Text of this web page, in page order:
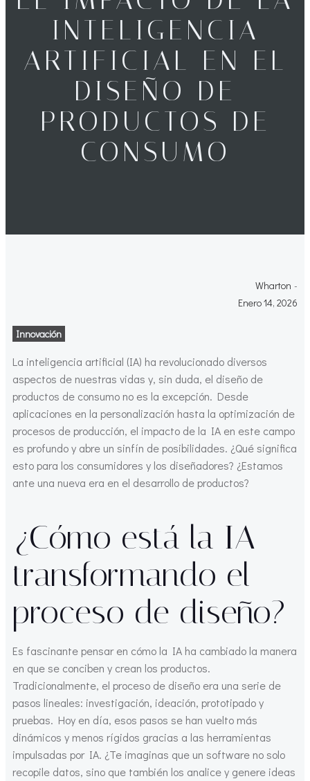
INTELIGENCIA
ARTIFICIAL EN EL
DISEÑO DE
PRODUCTOS DE
CONSUMO
Wharton -
Enero 14, 2026
Innovación
La inteligencia artificial (IA) ha revolucionado diversos
aspectos de nuestras vidas y, sin duda, el diseño de
productos de consumo no es la excepción. Desde
aplicaciones en la personalización hasta la optimización de
procesos de producción, el impacto de la IA en este campo
es profundo y abre un sinfín de posibilidades. ¿Qué significa
esto para los consumidores y los diseñadores? ¿Estamos
ante una nueva era en el desarrollo de productos?
¿Cómo está la IA
transformando el
proceso de diseño?
Es fascinante pensar en cómo la IA ha cambiado la manera
en que se conciben y crean los productos.
Tradicionalmente, el proceso de diseño era una serie de
pasos lineales: investigación, ideación, prototipado y
pruebas. Hoy en día, esos pasos se han vuelto más
dinámicos y menos rígidos gracias a las herramientas
impulsadas por IA. ¿Te imaginas que un software no solo
recopile datos, sino que también los analice y genere ideas